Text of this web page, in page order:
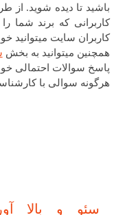
باشید تا دیده شوید. از
کاربرانی که برند شما
کاربران سایت میتوانید
همچنین میتوانید به بخش
پاسخ سوالات احتمالی
هرگونه سوالی با
سئو و بالا